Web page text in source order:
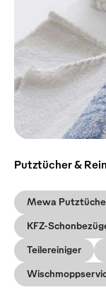
Putztücher &
Mewa
KFZ-
Teilereiniger